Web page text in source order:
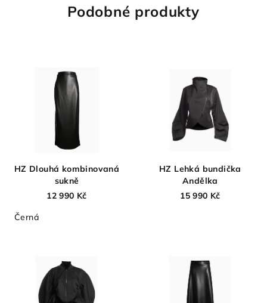
Podobné produkty
HZ Dlouhá kombinovaná
sukně
12 990 Kč
Černá
HZ Lehká bundička
Andělka
15 990 Kč